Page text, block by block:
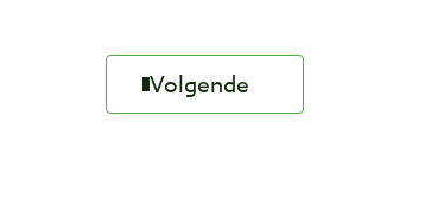
Volgende